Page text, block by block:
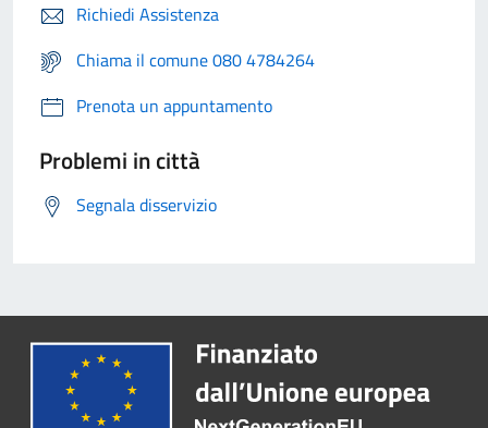
Richiedi Assistenza
Chiama il comune 080 4784264
Prenota un appuntamento
Problemi in città
Segnala disservizio